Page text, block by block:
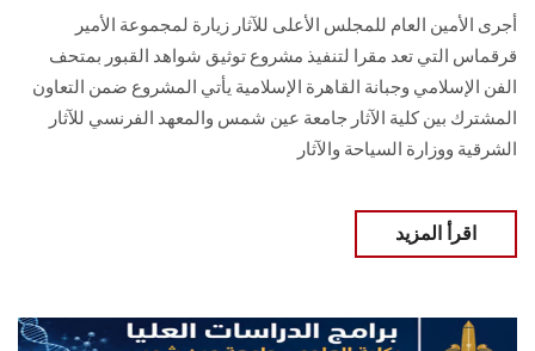
سجل الان
أجرى الأمين العام للمجلس الأعلى للآثار زيارة لمجموعة الأمير
قرقماس التي تعد مقرا لتنفيذ مشروع توثيق شواهد القبور بمتحف
الفن الإسلامي وجبانة القاهرة الإسلامية يأتي المشروع ضمن التعاون
المشترك بين كلية الآثار جامعة عين شمس والمعهد الفرنسي للآثار
الشرقية ووزارة السياحة والآثار
اقرأ المزيد